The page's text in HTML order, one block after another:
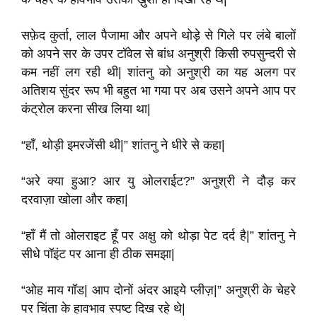
सफ़ेद कुर्ता, लाल पैजामा और अपने थोड़े से गिले पर लंबे बालों
को अपने सर के उपर टॉवेल से बांध अनुश्री किसी रुपसुन्दरी से
कम नहीं लग रही थी| शांतनु को अनुश्री का यह अलग पर
अतिशय सुंदर रूप भी बहुत भा गया पर अब उसने अपने आप पर
कंट्रोल करना सीख लिया था|
“हाँ, थोड़ी इमरजेंसी थी|” शांतनु ने धीरे से कहा|
“अरे क्या हुआ? आर यु ओलराईट?” अनुश्री ने दौड़ कर
दरवाज़ा खोला और कहा|
“हाँ मैं तो ओलराइट हूँ पर अक्षु को थोड़ा पेट दर्द है|” शांतनु ने
सीधे पॉइंट पर आना ही ठीक समझा|
“ओह माय गॉड| आप दोनों अंदर आइये प्लीज़|” अनुश्री के चेहरे
पर चिंता के हावभाव स्पष्ट दिख रहे थे|